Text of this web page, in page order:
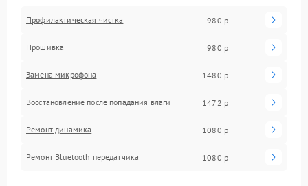
Профилактическая чистка 980 р
Прошивка 980 р
Замена микрофона 1480 р
Восстановление после попадания влаги 1472 р
Ремонт динамика 1080 р
Ремонт Bluetooth передатчика 1080 р